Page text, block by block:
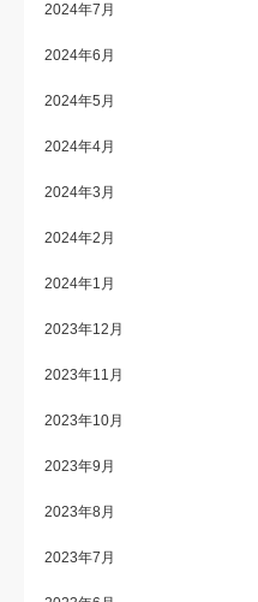
2024年7月
2024年6月
2024年5月
2024年4月
2024年3月
2024年2月
2024年1月
2023年12月
2023年11月
2023年10月
2023年9月
2023年8月
2023年7月